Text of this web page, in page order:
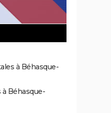
à Béhasque-
Béhasque-